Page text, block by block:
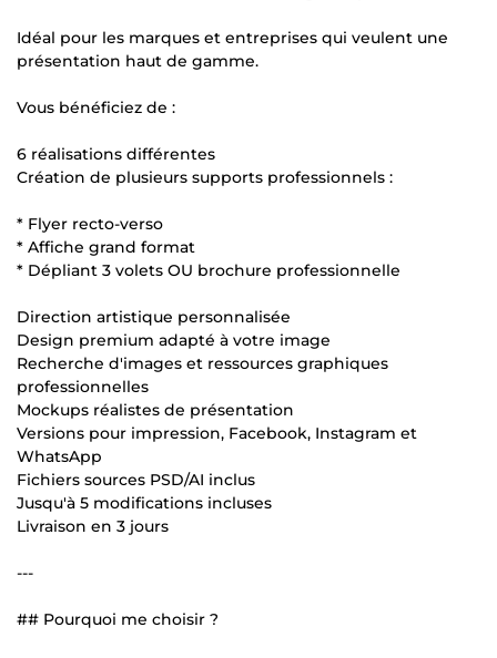
Idéal pour les marques et entreprises qui veulent une
présentation haut de gamme.
Vous bénéficiez de :
6 réalisations différentes
Création de plusieurs supports professionnels :
* Flyer recto-verso
* Affiche grand format
* Dépliant 3 volets OU brochure professionnelle
Direction artistique personnalisée
Design premium adapté à votre image
Recherche d'images et ressources graphiques
professionnelles
Mockups réalistes de présentation
Versions pour impression, Facebook, Instagram et
WhatsApp
Fichiers sources PSD/AI inclus
Jusqu'à 5 modifications incluses
Livraison en 3 jours
---
## Pourquoi me choisir ?